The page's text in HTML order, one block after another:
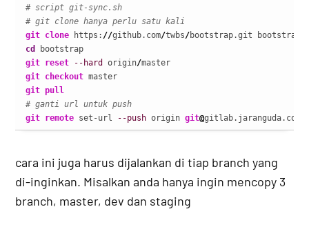
# script git-sync.sh
# git clone hanya perlu satu kali
git clone https: //github.com/twbs/
cd
git reset
--hard origin/
git checkout
git pull
# ganti url untuk push
git remote set-url --push origin git@
cara ini juga harus dijalankan di tiap branch yang
di-inginkan. Misalkan anda hanya ingin mencopy 3
branch, master, dev dan staging